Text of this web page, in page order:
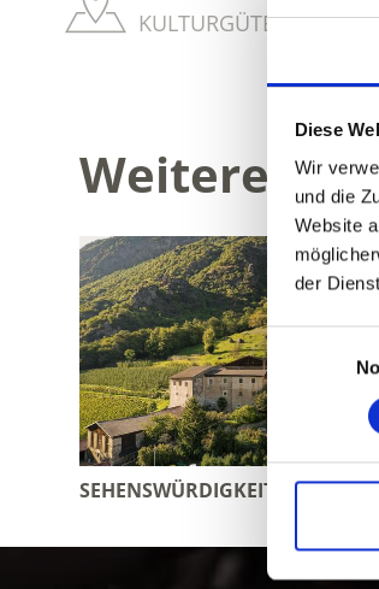
Diese
Wir
und die
Website
der
KULTURGÜTER IM
Weitere
SEHENSWÜRDIGKEITEN